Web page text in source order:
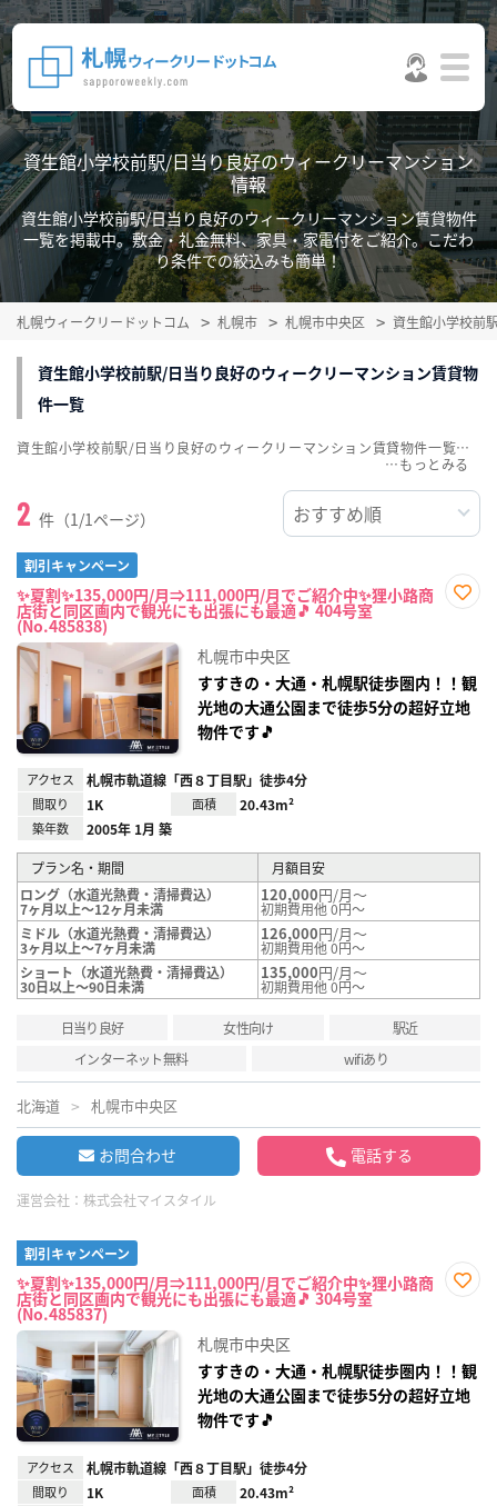
資生館小学校前駅/日当り良好のウィークリーマンション
情報
資生館小学校前駅/日当り良好のウィークリーマンション賃貸物件
一覧を掲載中。敷金・礼金無料、家具・家電付をご紹介。こだわ
り条件での絞込みも簡単！
札幌ウィークリードットコム 札幌市 札幌市中央区 資生館小学校前
資生館小学校前駅/日当り良好のウィークリーマンション賃貸物
件一覧
2 件（1/1ページ）
割引キャンペーン
✨夏割✨135,000円/月⇒111,000円/月でご紹介中✨狸小路商
店街と同区画内で観光にも出張にも最適🎵 404号室
(No.485838)
札幌市中央区
すすきの・大通・札幌駅徒歩圏内！！観
光地の大通公園まで徒歩5分の超好立地
物件です🎵
アクセス 札幌市軌道線「西８丁目駅」徒歩4分
間取り 1K 面積 20.43m²
築年数 2005年 1月 築
プラン名・期間
月額目安
ロング（水道光熱費・清掃費込）
7ヶ月以上～12ヶ月未満
120,000円/月～
初期費用他 0円～
ミドル（水道光熱費・清掃費込）
3ヶ月以上～7ヶ月未満
126,000円/月～
初期費用他 0円～
ショート（水道光熱費・清掃費込）
30日以上～90日未満
135,000円/月～
初期費用他 0円～
日当り良好 女性向け
駅近
インターネット無料
wifiあり
北海道 札幌市中央区
お問合わせ 電話する
運営会社： 株式会社マイスタイル
割引キャンペーン
✨夏割✨135,000円/月⇒111,000円/月でご紹介中✨狸小路商
店街と同区画内で観光にも出張にも最適🎵 304号室
(No.485837)
札幌市中央区
すすきの・大通・札幌駅徒歩圏内！！観
光地の大通公園まで徒歩5分の超好立地
物件です🎵
アクセス 札幌市軌道線「西８丁目駅」徒歩4分
間取り 1K 面積 20.43m²
資生館小学校前駅/日当り良好のウィークリーマンション賃貸物件一覧を掲載中。敷金・礼金無料、家具・家電付をご紹介。こだわり条件での絞込みも簡単！
…